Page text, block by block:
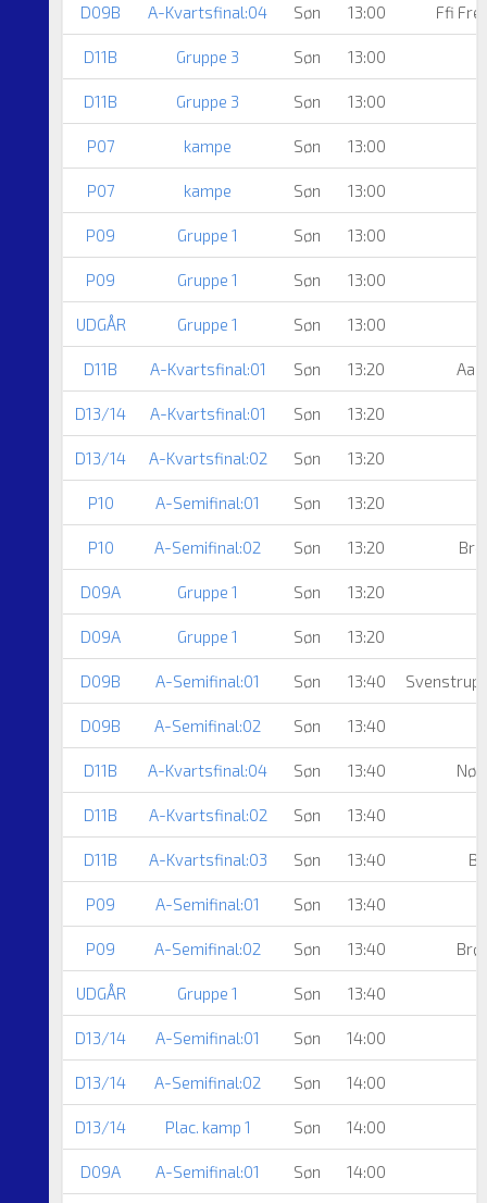
D09B A-Kvartsfinal:04 Søn 13:00 Ffi
D11B Gruppe 3 Søn 13:00
D11B Gruppe 3 Søn 13:00
P07 kampe Søn 13:00
P07 kampe Søn 13:00
P09 Gruppe 1 Søn 13:00
P09 Gruppe 1 Søn 13:00
UDGÅR Gruppe 1 Søn 13:00
D11B A-Kvartsfinal:01 Søn 13:20
D13/14 A-Kvartsfinal:01 Søn 13:20
D13/14 A-Kvartsfinal:02 Søn 13:20
P10 A-Semifinal:01 Søn 13:20
P10 A-Semifinal:02 Søn 13:20
D09A Gruppe 1 Søn 13:20
D09A Gruppe 1 Søn 13:20
D09B A-Semifinal:01 Søn 13:40 Svenstrup
D09B A-Semifinal:02 Søn 13:40
D11B A-Kvartsfinal:04 Søn 13:40
D11B A-Kvartsfinal:02 Søn 13:40
D11B A-Kvartsfinal:03 Søn 13:40
P09 A-Semifinal:01 Søn 13:40
P09 A-Semifinal:02 Søn 13:40
UDGÅR Gruppe 1 Søn 13:40
D13/14 A-Semifinal:01 Søn 14:00
D13/14 A-Semifinal:02 Søn 14:00
D13/14 Plac. kamp 1 Søn 14:00
D09A A-Semifinal:01 Søn 14:00